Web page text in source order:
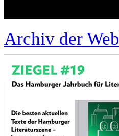
Archiv der